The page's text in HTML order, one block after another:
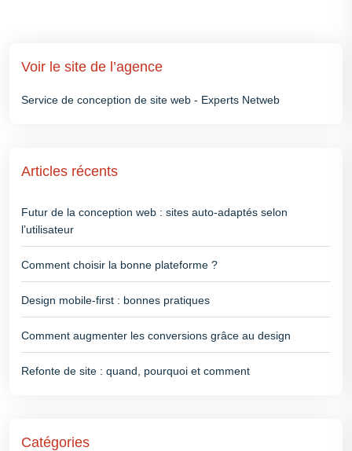
Voir le site de l’agence
Service de conception de site web - Experts Netweb
Articles récents
Futur de la conception web : sites auto-adaptés selon
l’utilisateur
Comment choisir la bonne plateforme ?
Design mobile-first : bonnes pratiques
Comment augmenter les conversions grâce au design
Refonte de site : quand, pourquoi et comment
Catégories